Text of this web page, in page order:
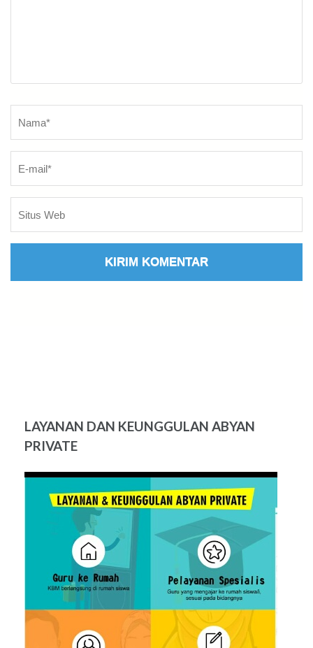
LAYANAN DAN KEUNGGULAN ABYAN
PRIVATE